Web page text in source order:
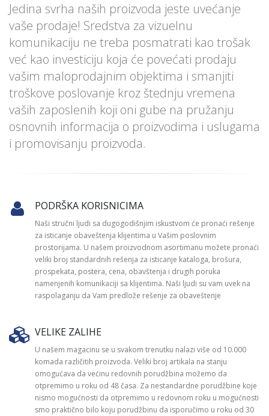
Jedina svrha naših proizvoda jeste uvećanje
vaše prodaje! Sredstva za vizuelnu
komunikaciju ne treba posmatrati kao trošak
već kao investiciju koja će povećati prodaju
vašim maloprodajnim objektima i smanjiti
troškove poslovanje kroz štednju vremena
vaših zaposlenih koji oni gube na pružanju
osnovnih informacija o proizvodima i uslugama
i promovisanju proizvoda.
PODRŠKA KORISNICIMA
Naši stručni ljudi sa dugogodišnjim iskustvom će pronaći rešenje
za isticanje obaveštenja klijentima u Vašim poslovnim
prostorijama. U našem proizvodnom asortimanu možete pronaći
veliki broj standardnih rešenja za isticanje kataloga, brošura,
prospekata, postera, cena, obavštenja i drugih poruka
namenjenih komunikaciji sa klijentima. Naši ljudi su vam uvek na
raspolaganju da Vam predlože rešenje za obaveštenje
VELIKE ZALIHE
U našem magacinu se u svakom trenutku nalazi više od 10.000
komada različitih proizvoda. Veliki broj artikala na stanju
omogućava da većinu redovnih porudžbina možemo da
otpremimo u roku od 48 časa. Za nestandardne porudžbine koje
nismo mogućnosti da otpremimo u redovnom roku u mogućnosti
smo praktično bilo koju porudžbinu da isporučimo u roku od 30